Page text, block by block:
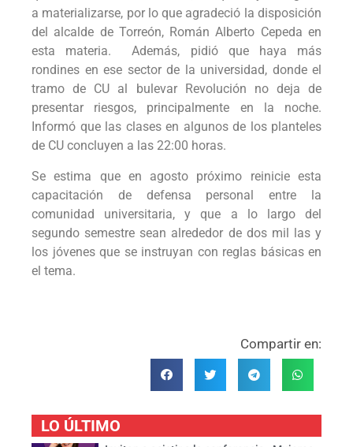
a materializarse, por lo que agradeció la disposición
del alcalde de Torreón, Román Alberto Cepeda en
esta materia. Además, pidió que haya más
rondines en ese sector de la universidad, donde el
tramo de CU al bulevar Revolución no deja de
presentar riesgos, principalmente en la noche.
Informó que las clases en algunos de los planteles
de CU concluyen a las 22:00 horas.
Se estima que en agosto próximo reinicie esta
capacitación de defensa personal entre la
comunidad universitaria, y que a lo largo del
segundo semestre sean alrededor de dos mil las y
los jóvenes que se instruyan con reglas básicas en
el tema.
Compartir en:
LO ÚLTIMO